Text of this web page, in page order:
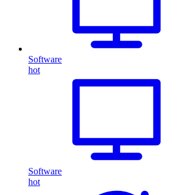
Software
hot
Software
hot